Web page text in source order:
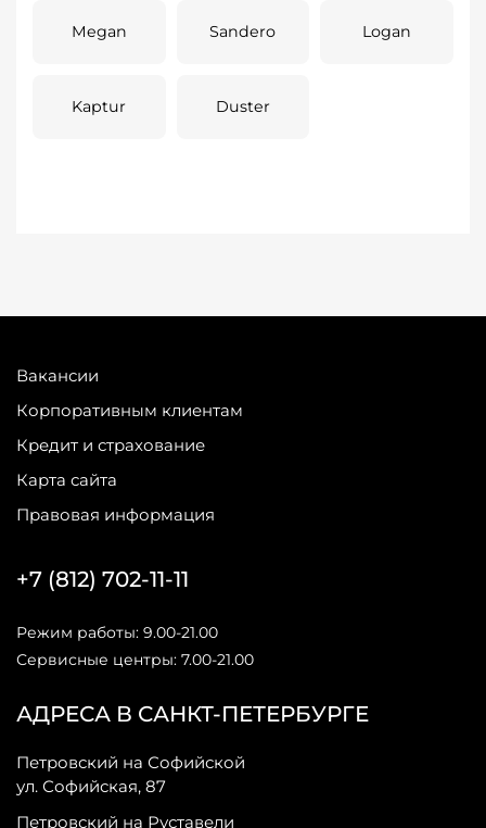
Megan Sandero Logan
Kaptur Duster
Вакансии
Корпоративным клиентам
Кредит и страхование
Карта сайта
Правовая информация
АДРЕСА В САНКТ-ПЕТЕРБУРГЕ
Петровский на Софийской
ул. Софийская, 87
Петровский на Руставели
+7 (812) 702-11-11
Режим работы: 9.00-21.00
Сервисные центры: 7.00-21.00